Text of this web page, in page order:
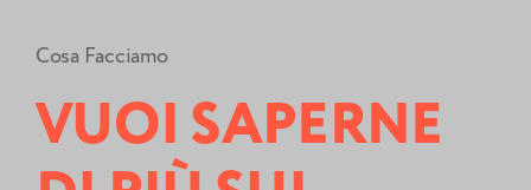
Cosa Facciamo
VUOI SAPERNE